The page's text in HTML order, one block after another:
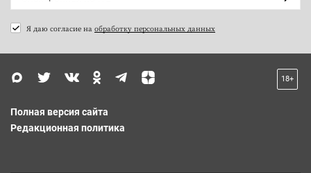
Я даю согласие на обработку персональных данных
18+
Полная версия сайта
Редакционная политика